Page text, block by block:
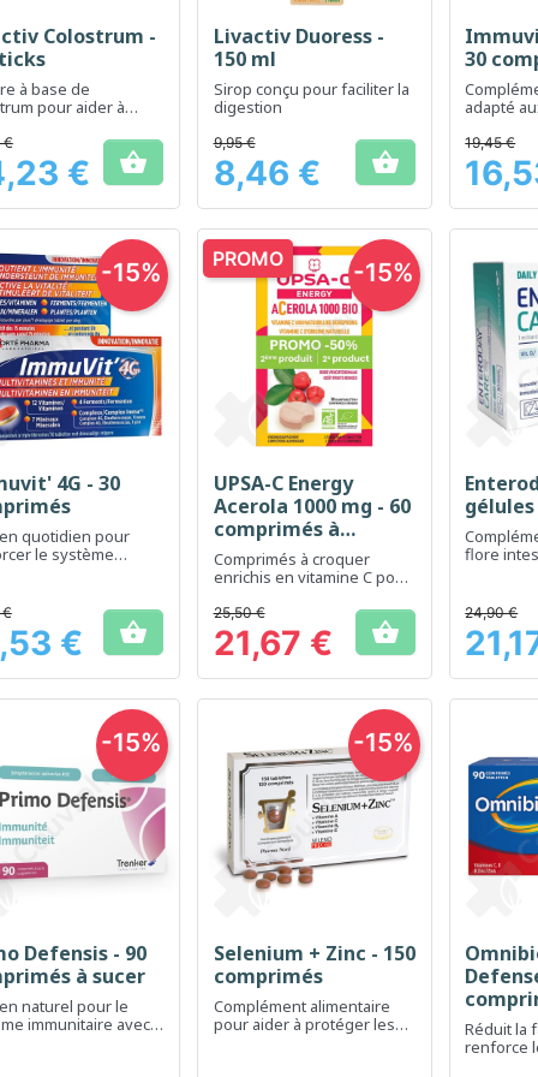
Aperçu rapide
Colostrum -
à base de
pour aider à
€
€ 
Aperçu rapide
Livactiv Duoress -
150 ml
Sirop conçu pour faciliter la
digestion
Prix
9,95 €
8,46 € 

30
adapté
la vitalité
Prix
19,45 €
Aperçu rapide
4G - 30
quotidien pour
le système
€
€ 
-15%
Aperçu rapide
UPSA-C Energy
Acerola 1000 mg - 60
comprimés à
croquer - PROMO 2e
à -50%
Comprimés à croquer
enrichis en vitamine C pour
quotidien
Prix
25,50 €
21,67 € 
PROMO -15%

gélules
flore
Prix
24,90 €
Aperçu rapide
Defensis - 90
à sucer
naturel pour le
immunitaire avec
-15%
Aperçu rapide
Selenium + Zinc - 150
comprimés
Complément alimentaire
pour aider à protéger les
-15%

Réduit la
renforce